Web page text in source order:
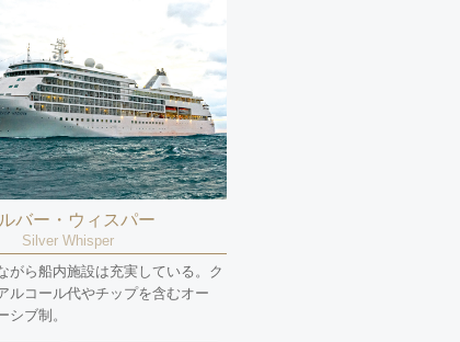
バー・ウィスパー
Silver Whisper
がら船内施設は充実している。ク
ルコール代やチップを含むオー
シブ制。